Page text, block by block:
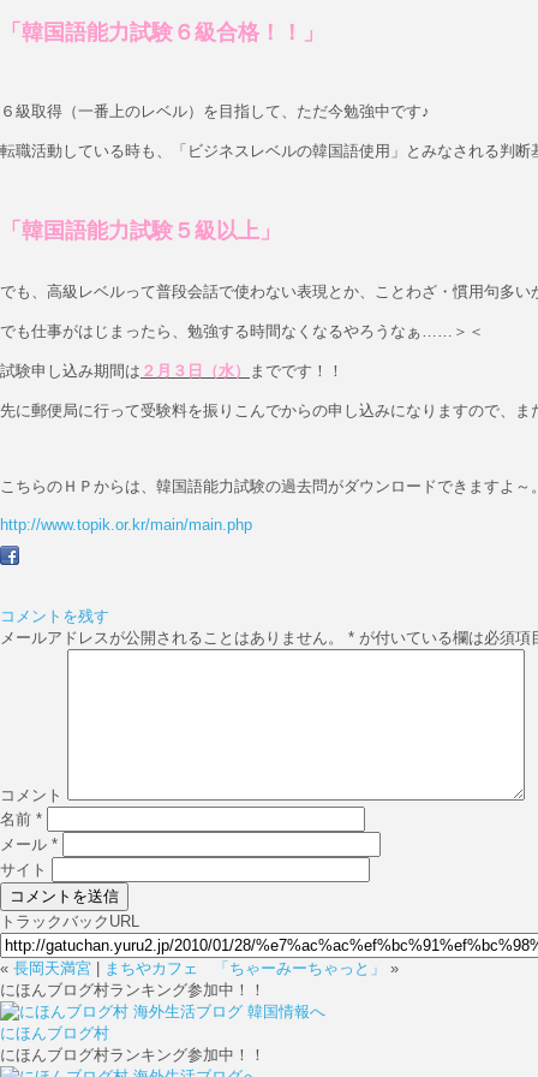
「韓国語能力試験６級合格！！」
６級取得（一番上のレベル）を目指して、ただ今勉強中です♪
転職活動している時も、「ビジネスレベルの韓国語使用」とみなされる判断
「韓国語能力試験５級以上」
でも、高級レベルって普段会話で使わない表現とか、ことわざ・慣用句多い
でも仕事がはじまったら、勉強する時間なくなるやろうなぁ……＞＜
試験申し込み期間は ２月３日（水） までです！！
先に郵便局に行って受験料を振りこんでからの申し込みになりますので、
こちらのＨＰからは、韓国語能力試験の過去問がダウンロードできますよ～
http://www.topik.or.kr/main/main.php
コメントを残す
メールアドレスが公開されることはありません。
* が付いている欄は必須項
コメント
名前 *
メール *
サイト
トラックバックURL
« 長岡天満宮 まちやカフェ 「ちゃーみーちゃっと」
»
にほんブログ村ランキング参加中！！
にほんブログ村
にほんブログ村ランキング参加中！！